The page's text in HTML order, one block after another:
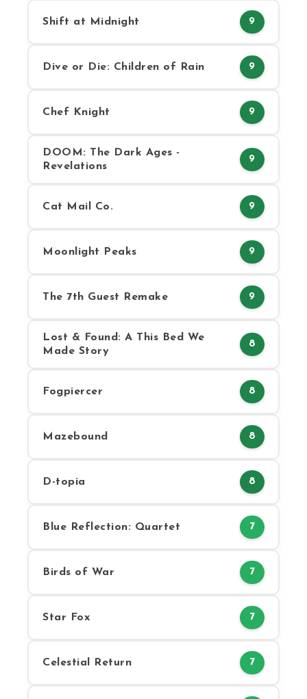
Shift at Midnight 9
Dive or Die: Children of Rain 9
Chef Knight 9
DOOM: The Dark Ages -
Revelations
9
Cat Mail Co. 9
Moonlight Peaks 9
The 7th Guest Remake 9
Lost & Found: A This Bed We
Made Story
8
Fogpiercer 8
Mazebound 8
D-topia 8
Blue Reflection: Quartet 7
Birds of War 7
Star Fox 7
Celestial Return 7